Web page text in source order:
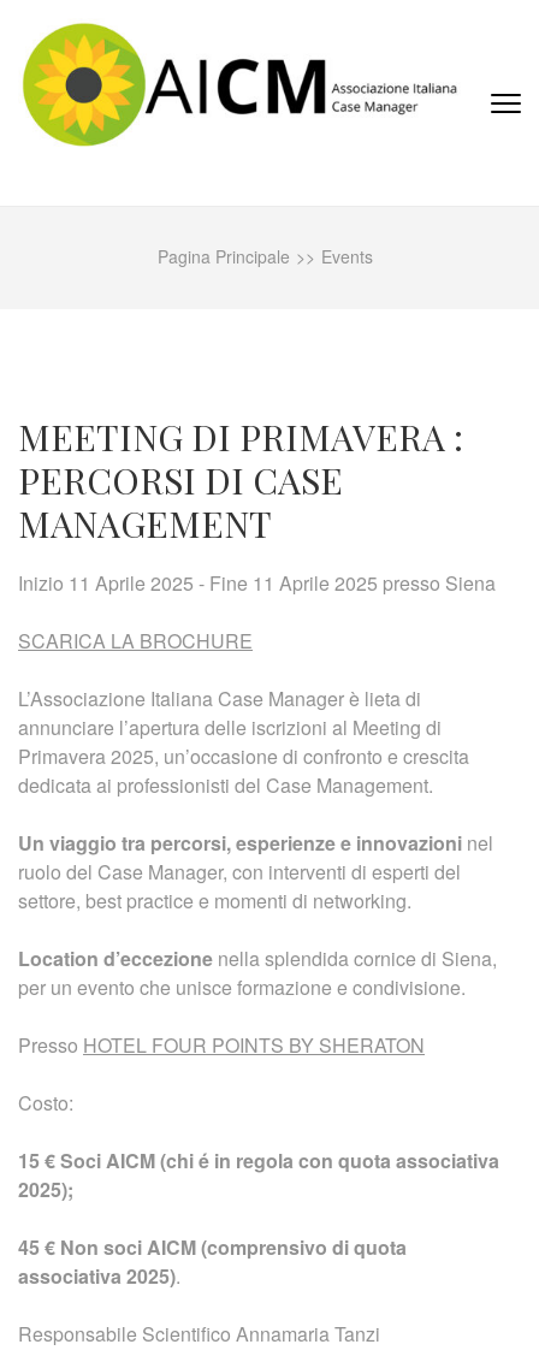
contenuto
(premi
invio)
Pagina Principale >> Events
MEETING DI PRIMAVERA :
PERCORSI DI CASE
MANAGEMENT
Inizio 11 Aprile 2025 - Fine 11 Aprile 2025 presso Siena
SCARICA LA BROCHURE
L’Associazione Italiana Case Manager è lieta di
annunciare l’apertura delle iscrizioni al Meeting di
Primavera 2025, un’occasione di confronto e crescita
dedicata ai professionisti del Case Management.
Un viaggio tra percorsi, esperienze e innovazioni nel
ruolo del Case Manager, con interventi di esperti del
settore, best practice e momenti di networking.
Location d’eccezione nella splendida cornice di Siena,
per un evento che unisce formazione e condivisione.
Presso HOTEL FOUR POINTS BY SHERATON
Costo:
15 € Soci AICM (chi é in regola con quota associativa
2025);
45 € Non soci AICM (comprensivo di quota
associativa 2025).
Responsabile Scientifico Annamaria Tanzi